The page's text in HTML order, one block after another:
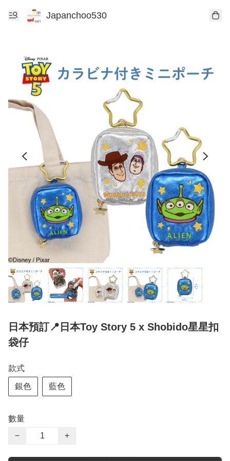
Japanchoo530
日本預訂📍日本Toy Story 5 x Shobido星星扣
袋仔
款式
銀色 藍色
數量
−
+